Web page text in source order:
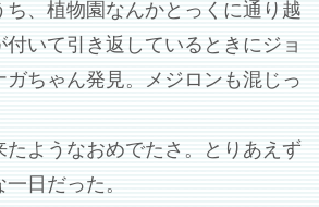
、植物園なんかとっくに通り越
付いて引き返しているときにジョ
ガちゃん発見。メジロンも混じっ
ようなおめでたさ。とりあえず
日だった。